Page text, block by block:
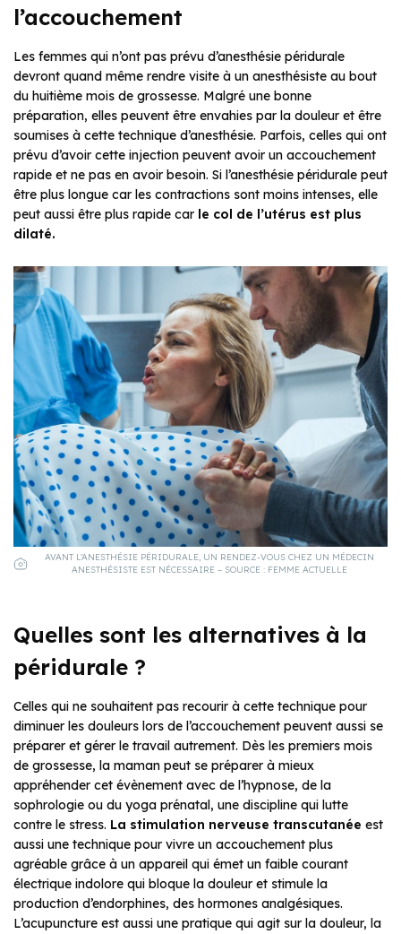
l’accouchement
Les femmes qui n’ont pas prévu d’anesthésie péridurale
devront quand même rendre visite à un anesthésiste au bout
du huitième mois de grossesse. Malgré une bonne
préparation, elles peuvent être envahies par la douleur et être
soumises à cette technique d’anesthésie. Parfois, celles qui ont
prévu d’avoir cette injection peuvent avoir un accouchement
rapide et ne pas en avoir besoin. Si l’anesthésie péridurale peut
être plus longue car les contractions sont moins intenses, elle
peut aussi être plus rapide car le col de l’utérus est plus
dilaté.
AVANT L’ANESTHÉSIE PÉRIDURALE, UN RENDEZ-VOUS CHEZ UN MÉDECIN
ANESTHÉSISTE EST NÉCESSAIRE – SOURCE : FEMME ACTUELLE
Quelles sont les alternatives à la
péridurale ?
Celles qui ne souhaitent pas recourir à cette technique pour
diminuer les douleurs lors de l’accouchement peuvent aussi se
préparer et gérer le travail autrement. Dès les premiers mois
de grossesse, la maman peut se préparer à mieux
appréhender cet évènement avec de l’hypnose, de la
sophrologie ou du yoga prénatal, une discipline qui lutte
contre le stress. La stimulation nerveuse transcutanée est
aussi une technique pour vivre un accouchement plus
agréable grâce à un appareil qui émet un faible courant
électrique indolore qui bloque la douleur et stimule la
production d’endorphines, des hormones analgésiques.
L’acupuncture est aussi une pratique qui agit sur la douleur, la